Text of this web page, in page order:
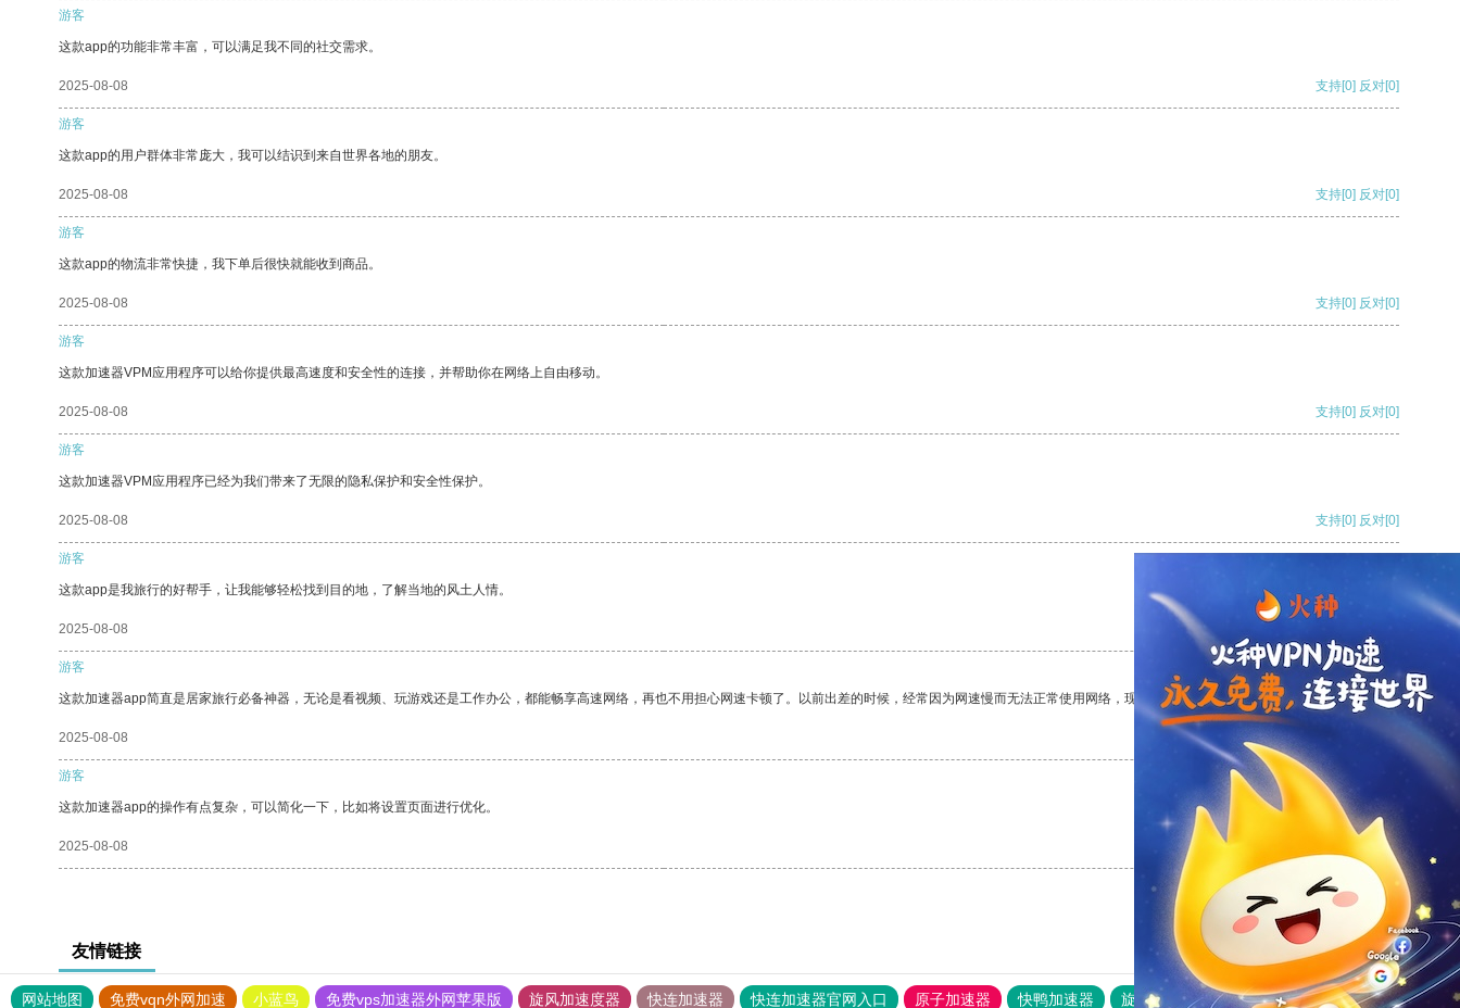
游客
这款app的功能非常丰富，可以满足我不同的社交需求。
2025-08-08 支持[0] 反对[0]
游客
这款app的用户群体非常庞大，我可以结识到来自世界各地的朋友。
2025-08-08 支持[0] 反对[0]
游客
这款app的物流非常快捷，我下单后很快就能收到商品。
2025-08-08 支持[0] 反对[0]
游客
这款加速器VPM应用程序可以给你提供最高速度和安全性的连接，并帮助你在网络上自由移动。
2025-08-08 支持[0] 反对[0]
游客
这款加速器VPM应用程序已经为我们带来了无限的隐私保护和安全性保护。
2025-08-08 支持[0] 反对[0]
游客
这款app是我旅行的好帮手，让我能够轻松找到目的地，了解当地的风土人情。
2025-08-08
游客
这款加速器app简直是居家旅行必备神器，无论是看视频、玩游戏还是工作办公，都能畅享高速网络，再也不用担心网速卡顿了。以前出差的时候，经常因为网速慢而无法正常使用网络，现在有了这个app，我再也不用担心了。
2025-08-08 反对
游客
这款加速器app的操作有点复杂，可以简化一下，比如将设置页面进行优化。
2025-08-08 反对[0]
友情链接
网站地图 免费vqn外网加速 小蓝鸟 免费vps加速器外网苹果版 旋风加速度器 快连加速器 快连加速器官网入口 原子加速器 快鸭加速器 旋风加速度器 外网网址导航 软件中心